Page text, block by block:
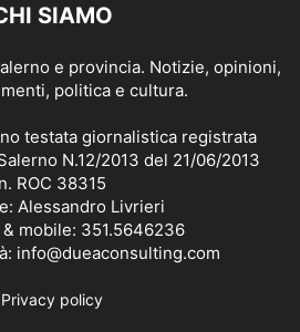
SIAMO
e provincia. Notizie, opinioni,
politica e cultura.
testata giornalistica registrata
N.12/2013 del 21/06/2013
n. ROC 38315
Alessandro Livrieri
mobile: 351.5646236
info@dueaconsulting.com
Privacy policy